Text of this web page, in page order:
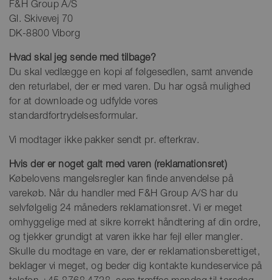
F&H Group A/S
Gl. Skivevej 70
DK-8800 Viborg
Hvad skal jeg sende med tilbage?
Du skal vedlægge en kopi af følgesedlen, samt anvende
den returlabel, der er med varen. Du har også mulighed
for at downloade og udfylde vores
standardfortrydelsesformular.
Vi modtager ikke pakker sendt pr. efterkrav.
Hvis der er noget galt med varen (reklamationsret)
Købelovens mangelsregler kan finde anvendelse på
varekøb. Når du handler med F&H Group A/S har du
selvfølgelig 24 måneders reklamationsret. Vi er meget
omhyggelige med at sikre korrekt håndtering af din ordre,
og tjekker grundigt at varen ikke har fejl eller mangler.
Skulle du modtage en vare, der er reklamationsberettiget,
beklager vi meget, og beder dig kontakte kundeservice på